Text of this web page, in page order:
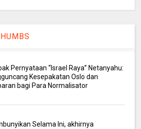
Pernyataan “Israel Raya” Netanyahu:
Kesepakatan Oslo dan
bagi Para Normalisator
Selama Ini, akhirnya